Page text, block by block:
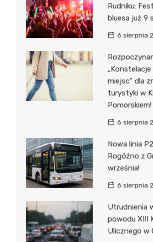
Rudniku:
bluesa już 9
6 sierpnia
miejsc” dla
turystyki w
Pomorskiem!
6 sierpnia
Nowa linia
Rogóźno z
września!
6 sierpnia
Utrudnienia
powodu XIII
Ulicznego w